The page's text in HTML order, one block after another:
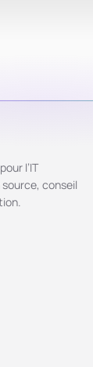
l’IT
conseil